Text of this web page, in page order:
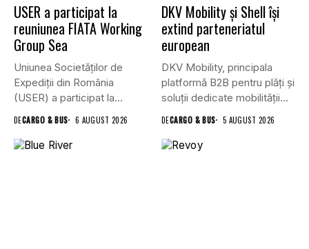
USER a participat la
reuniunea FIATA Working
Group Sea
Uniunea Societăților de
Expediții din România
(USER) a participat la
DECARGO & BUS 6 AUGUST 2026
DKV Mobility și Shell își
extind parteneriatul
european
DKV Mobility, principala
platformă B2B pentru plăți și
soluții dedicate mobilității
DECARGO & BUS 5 AUGUST 2026